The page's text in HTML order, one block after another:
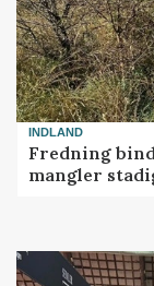
INDLAND
Fredning
mangler